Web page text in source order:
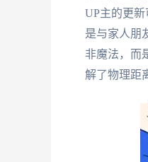
UP主的更
是与家人朋
非魔法，而
解了物理距